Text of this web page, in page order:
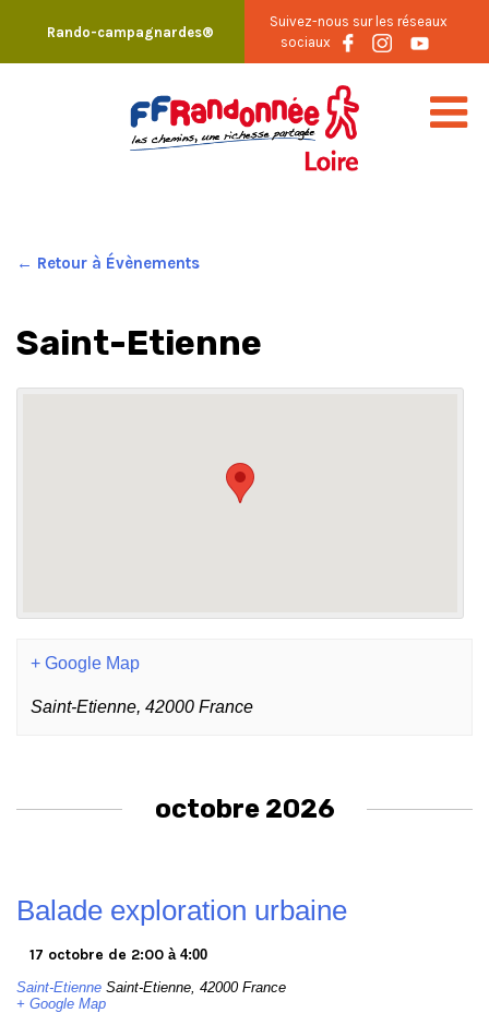
content
Rando-campagnardes®
Suivez-nous sur les réseaux
sociaux
← Retour à Évènements
Saint-Etienne
+ Google Map
Saint-Etienne, 42000 France
octobre 2026
Balade exploration urbaine
17 octobre de 2:00 à 4:00
Saint-Etienne Saint-Etienne 42000 France
+ Google Map